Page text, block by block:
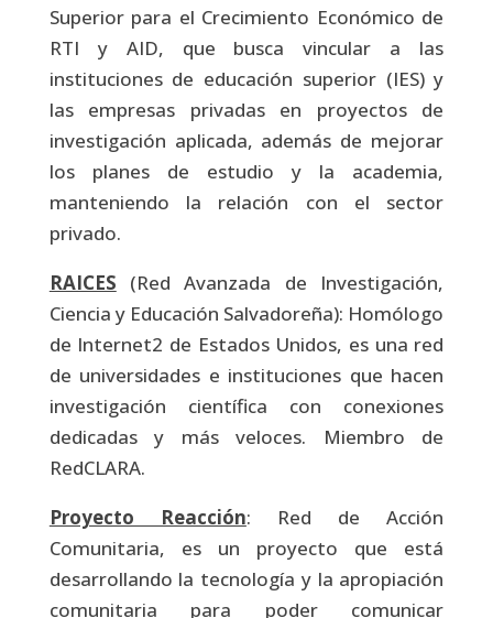
Superior para el Crecimiento Económico de
RTI y AID, que busca vincular a las
instituciones de educación superior (IES) y
las empresas privadas en proyectos de
investigación aplicada, además de mejorar
los planes de estudio y la academia,
manteniendo la relación con el sector
privado.
RAICES (Red Avanzada de Investigación,
Ciencia y Educación Salvadoreña): Homólogo
de Internet2 de Estados Unidos, es una red
de universidades e instituciones que hacen
investigación científica con conexiones
dedicadas y más veloces. Miembro de
RedCLARA.
Proyecto Reacción: Red de Acción
Comunitaria, es un proyecto que está
desarrollando la tecnología y la apropiación
comunitaria para poder comunicar